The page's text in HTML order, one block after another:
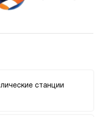
станции